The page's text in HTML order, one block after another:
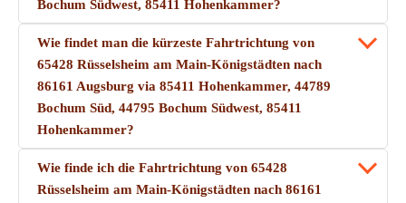
Bochum Südwest, 85411 Hohenkammer?
Wie findet man die kürzeste Fahrtrichtung von
65428 Rüsselsheim am Main-Königstädten nach
86161 Augsburg via 85411 Hohenkammer, 44789
Bochum Süd, 44795 Bochum Südwest, 85411
Hohenkammer?
Wie finde ich die Fahrtrichtung von 65428
Rüsselsheim am Main-Königstädten nach 86161